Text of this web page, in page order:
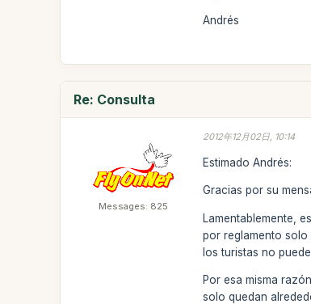
Andrés
Re: Consulta
Messages: 825
2012年12月02日, 10:14
Estimado Andrés:
Gracias por su
Lamentablemente,
por reglamento
los turistas no
Por esa misma
solo quedan